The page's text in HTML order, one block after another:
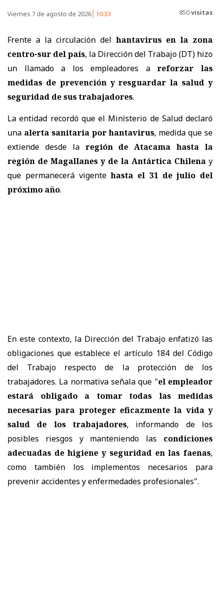
Viernes 7 de agosto de 2026 10:33 850visitas
Frente a la circulación del hantavirus en la zona
centro-sur del país, la Dirección del Trabajo (DT) hizo
un llamado a los empleadores areforzar las
medidas de prevención y resguardar la salud y
seguridad de sus trabajadores.
La entidad recordó que el Ministerio de Salud declaró
una alerta sanitaria por hantavirus, medida que se
extiende desde la región de Atacama hasta la
región de Magallanes y de la Antártica Chilena y
que permanecerá vigentehasta el 31 de julio del
próximo año.
En este contexto, la Dirección del Trabajo enfatizó las
obligaciones que establece el artículo 184 del Código
del Trabajo respecto de la protección de los
trabajadores. La normativa señala que "el empleador
estará obligado a tomar todas las medidas
necesarias para proteger eficazmente la vida y
salud de los trabajadores, informando de los
posibles riesgos y manteniendo las condiciones
adecuadas de higiene y seguridad en las faenas,
como también los implementos necesarios para
prevenir accidentes y enfermedades profesionales".